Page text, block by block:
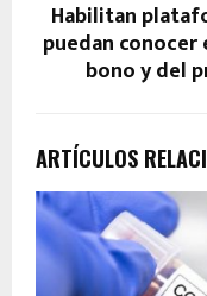
Habilitan
puedan
bono y del
ARTÍCULOS